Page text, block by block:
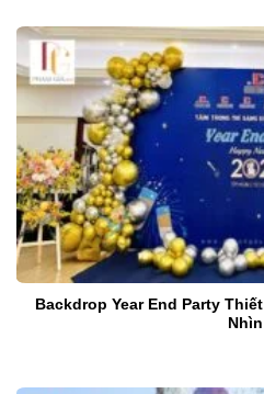
Backdrop Year End Party
Nhìn